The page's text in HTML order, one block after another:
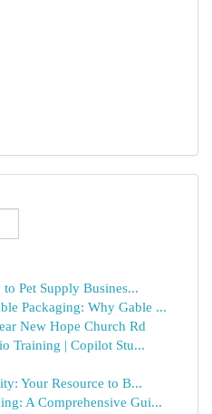
Pet Supply Busines...
Packaging: Why Gable ...
New Hope Church Rd
Training | Copilot Stu...
Your Resource to B...
A Comprehensive Gui...